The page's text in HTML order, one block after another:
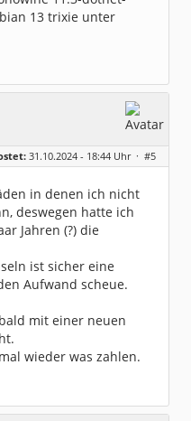
13 trixie unter
31.10.2024 - 18:44 Uhr · #5
in denen ich nicht
deswegen hatte ich
Jahren (?) die
ist sicher eine
Aufwand scheue.
mit einer neuen
wieder was zahlen.